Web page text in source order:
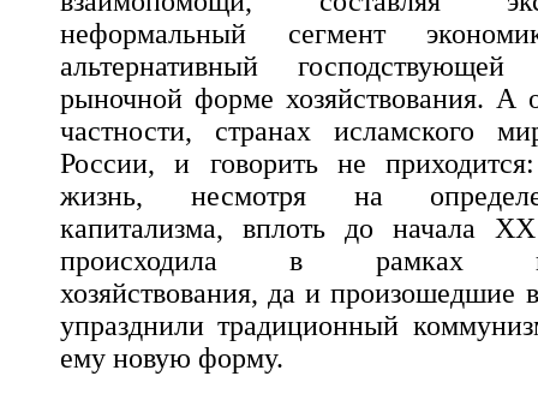
неформальный сегмент
альтернативный господствующей
рыночной форме хозяйствования. А
частности, странах исламского
России, и говорить не
жизнь, несмотря на
капитализма, вплоть до начала
происходила в рамках
хозяйствования, да и произошедшие
упразднили традиционный
ему новую форму.